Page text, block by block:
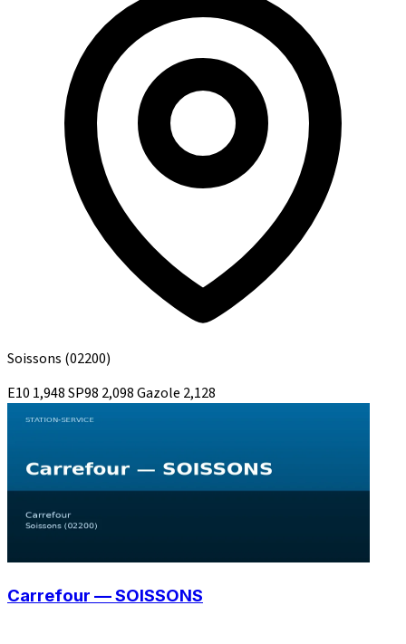
Soissons (02200)
E10 1,948SP98 2,098Gazole 2,128
Carrefour — SOISSONS